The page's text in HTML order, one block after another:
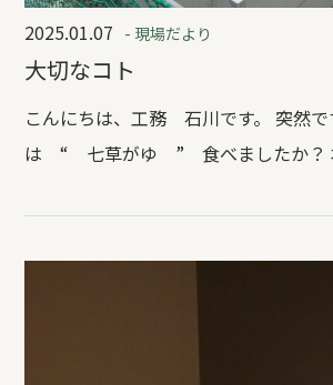
2025.01.07 - 現場だより
大切なコト
こんにちは、工務 石川です。 突然で
は “ 七草がゆ ” 食べましたか？
植物の若芽を食すことでその生命力
災を願う 行事でございます。